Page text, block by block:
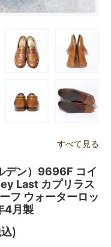
すべて見る
デン）9696F コイ
Last カプリラス
フ ウォーターロッ
4月製
)